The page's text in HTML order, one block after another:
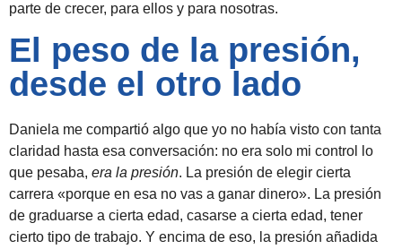
parte de crecer, para ellos y para nosotras.
El peso de la presión,
desde el otro lado
Daniela me compartió algo que yo no había visto con tanta
claridad hasta esa conversación: no era solo mi control lo
que pesaba, era la presión. La presión de elegir cierta
carrera «porque en esa no vas a ganar dinero». La presión
de graduarse a cierta edad, casarse a cierta edad, tener
cierto tipo de trabajo. Y encima de eso, la presión añadida